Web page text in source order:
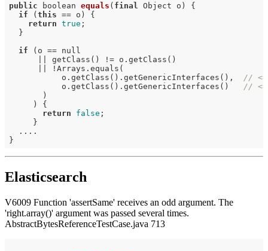
public boolean equals ( final Object o)
{
if (this == o) {
return true ;
  }
if (o == null
      || getClass() != o.getClass()
      || !Arrays.equals(
           o.getClass().getGenericInterfaces(),
// <=
           o.getClass().getGenericInterfaces()
// <=
       )
     ) {
return
false ;
     }
  ....
Elasticsearch
V6009 Function 'assertSame' receives an odd argument. The
'right.array()' argument was passed several times.
AbstractBytesReferenceTestCase.java 713